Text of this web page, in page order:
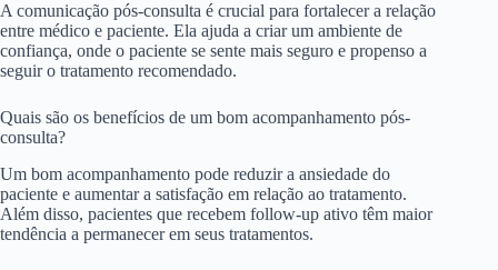
A comunicação pós-consulta é crucial para fortalecer a relação
entre médico e paciente. Ela ajuda a criar um ambiente de
confiança, onde o paciente se sente mais seguro e propenso a
seguir o tratamento recomendado.
Quais são os benefícios de um bom acompanhamento pós-
consulta?
Um bom acompanhamento pode reduzir a ansiedade do
paciente e aumentar a satisfação em relação ao tratamento.
Além disso, pacientes que recebem follow-up ativo têm maior
tendência a permanecer em seus tratamentos.